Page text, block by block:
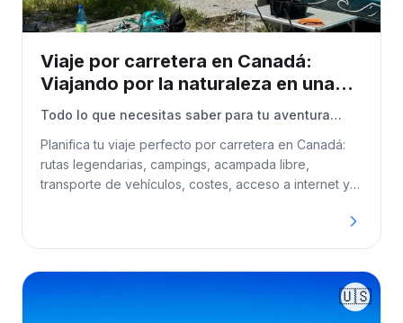
Viaje por carretera en Canadá:
Viajando por la naturaleza en una
autocaravana
Todo lo que necesitas saber para tu aventura
Planifica tu viaje perfecto por carretera en Canadá:
rutas legendarias, campings, acampada libre,
transporte de vehículos, costes, acceso a internet y
🇺🇸